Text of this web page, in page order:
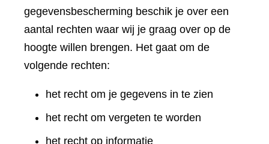
gegevensbescherming beschik je over een
aantal rechten waar wij je graag over op de
hoogte willen brengen. Het gaat om de
volgende rechten:
het recht om je gegevens in te zien
het recht om vergeten te worden
het recht op informatie